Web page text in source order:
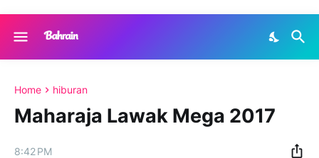
Home hiburan
Maharaja Lawak Mega 2017
8:42 PM